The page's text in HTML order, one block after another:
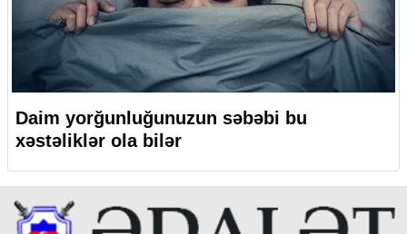
Daim yorğunluğunuzun səbəbi bu
xəstəliklər ola bilər